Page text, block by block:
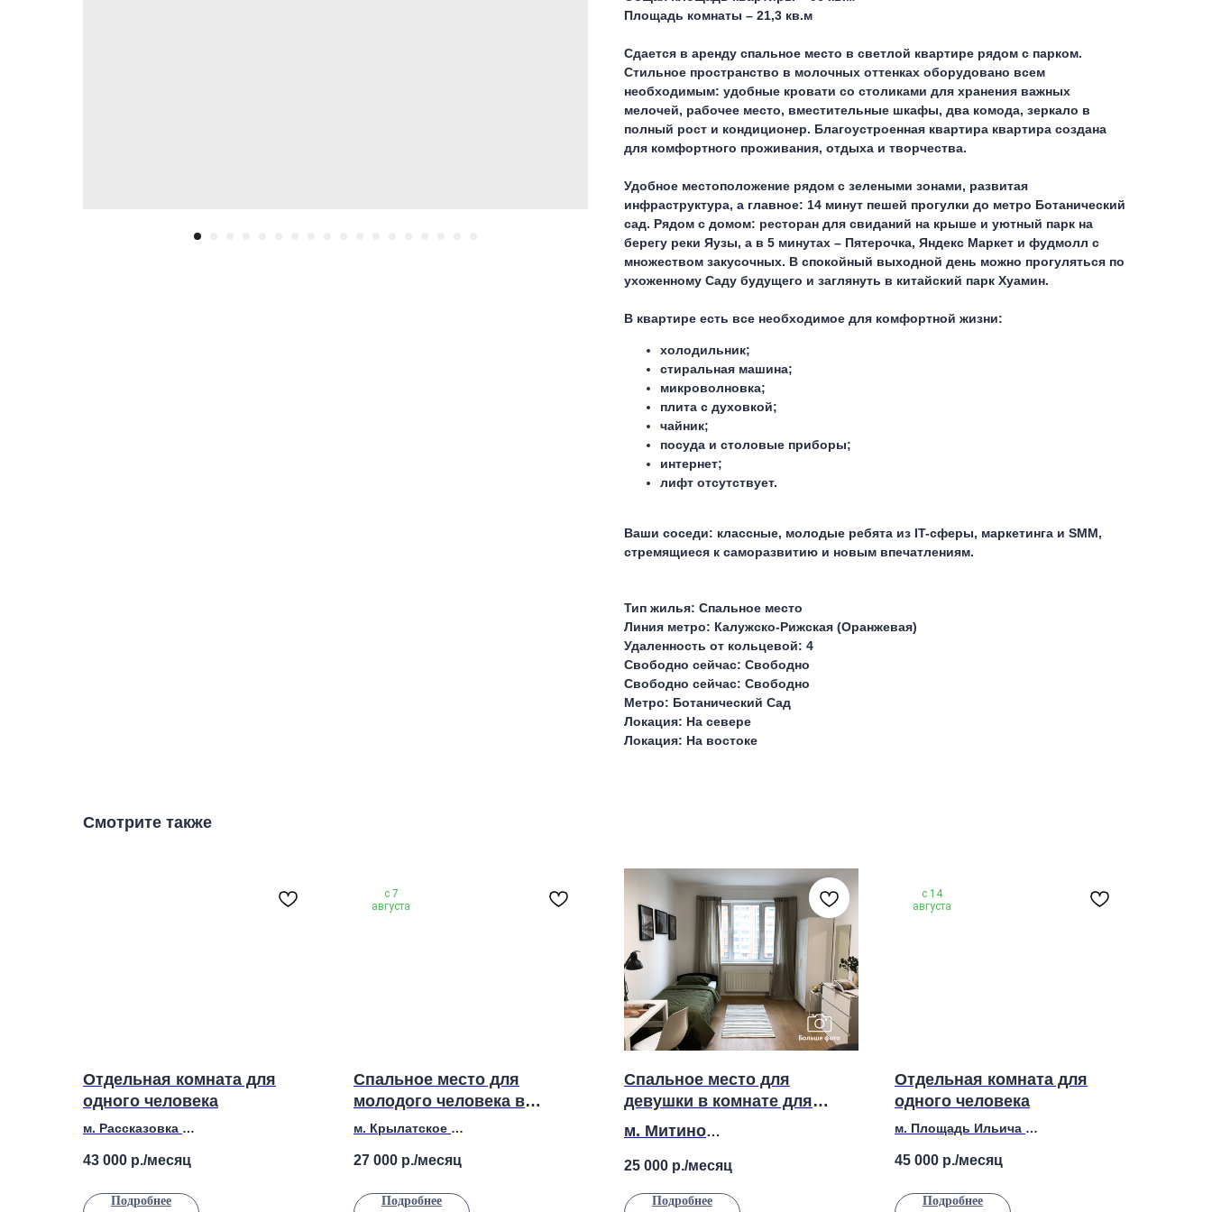
Площадь комнаты – 21,3 кв.м
Сдается в аренду спальное место в светлой квартире рядом с парком.
Стильное пространство в молочных оттенках оборудовано всем
необходимым: удобные кровати со столиками для хранения важных
мелочей, рабочее место, вместительные шкафы, два комода, зеркало в
полный рост и кондиционер. Благоустроенная квартира квартира создана
для комфортного проживания, отдыха и творчества.
Удобное местоположение рядом с зелеными зонами, развитая
инфраструктура, а главное: 14 минут пешей прогулки до метро Ботанический
сад. Рядом с домом: ресторан для свиданий на крыше и уютный парк на
берегу реки Яузы, а в 5 минутах – Пятерочка, Яндекс Маркет и фудмолл с
множеством закусочных. В спокойный выходной день можно прогуляться по
ухоженному Саду будущего и заглянуть в китайский парк Хуамин.
В квартире есть все необходимое для комфортной жизни:
холодильник;
стиральная машина;
микроволновка;
плита с духовкой;
чайник;
посуда и столовые приборы;
интернет;
лифт отсутствует.
Ваши соседи: классные, молодые ребята из IT-сферы, маркетинга и SMM,
стремящиеся к саморазвитию и новым впечатлениям.
Тип жилья: Спальное место
Линия метро: Калужско-Рижская (Оранжевая)
Удаленность от кольцевой: 4
Свободно сейчас: Свободно
Свободно сейчас: Свободно
Метро: Ботанический Сад
Локация: На севере
Локация: На востоке
Смотрите также
Отдельная комната для
одного человека
м. Рассказовка
43 000 р./месяц
Подробнее
с 7
августа
Спальное место для
молодого человека в
комнате с балконом
м. Крылатское
27 000 р./месяц
Подробнее
Спальное место для
девушки в комнате для
двоих
м. Митино
25 000 р./месяц
Подробнее
с 14
августа
Отдельная комната для
одного человека
м. Площадь Ильича
Этаж 11
45 000 р./месяц
Подробнее